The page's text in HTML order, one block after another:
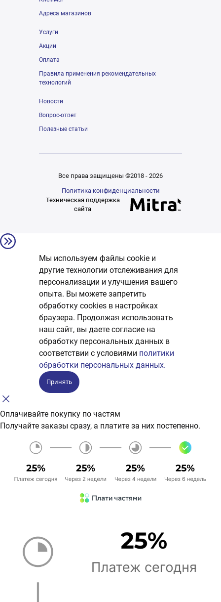
Адреса магазинов
Услуги
Акции
Оплата
Правила применения рекомендательных
технологий
Новости
Вопрос-ответ
Полезные статьи
Все права защищены ©2018 - 2026
Политика конфиденциальности
Техническая поддержка
сайта
Мы используем файлы cookie и
другие технологии отслеживания для
персонализации и улучшения вашего
опыта. Вы можете запретить
обработку сookies в настройках
браузера. Продолжая использовать
наш сайт, вы даете согласие на
обработку персональных данных в
соответствии с условиями политики
обработки персональных данных.
Принять
Оплачивайте покупку по частям
Получайте заказы сразу, а платите за них постепенно.